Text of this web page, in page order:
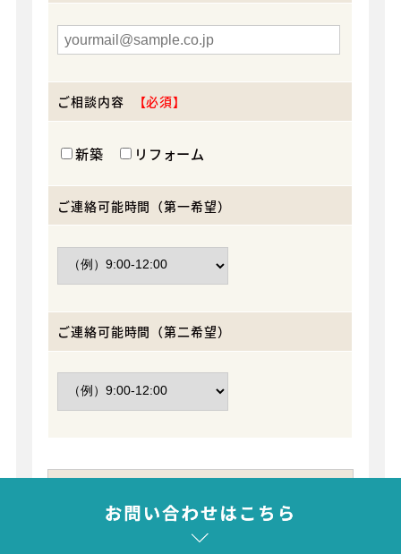
ご相談内容
新築 リフォーム
ご連絡可能時間（第一希望）
ご連絡可能時間（第二希望）
株式会社 ニッポー（以下，「当社」といいま